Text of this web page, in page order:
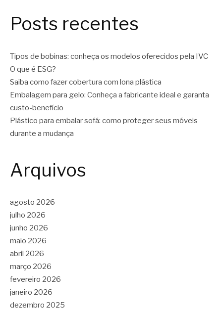
Posts recentes
Tipos de bobinas: conheça os modelos oferecidos pela IVC
O que é ESG?
Saiba como fazer cobertura com lona plástica
Embalagem para gelo: Conheça a fabricante ideal e garanta
custo-benefício
Plástico para embalar sofá: como proteger seus móveis
durante a mudança
Arquivos
agosto 2026
julho 2026
junho 2026
maio 2026
abril 2026
março 2026
fevereiro 2026
janeiro 2026
dezembro 2025